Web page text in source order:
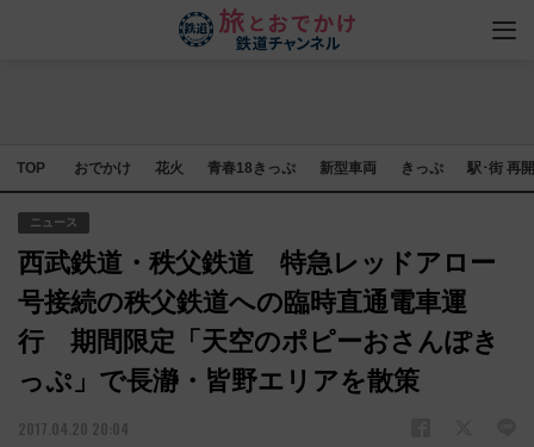
TOP おでかけ 花火 青春18きっぷ 新型車両 きっぷ 駅･街 再
ニュース
西武鉄道・秩父鉄道 特急レッドアロー
号接続の秩父鉄道への臨時直通電車運
行 期間限定「天空のポピーおさんぽき
っぷ」で長瀞・皆野エリアを散策
2017.04.20 20:04